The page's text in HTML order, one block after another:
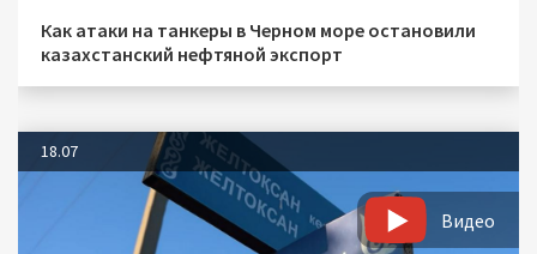
Как атаки на танкеры в Черном море остановили
казахстанский нефтяной экспорт
18.07
Видео